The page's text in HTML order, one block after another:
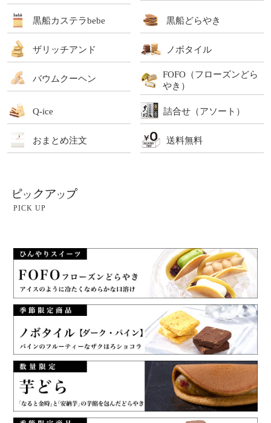
黒船カステラbebe 黒船どらやき
ザリッチアンド ノボタイル
バウムクーヘン
FOFO（フローズンどら
やき）
Q-ice 詰合せ（アソート）
おまとめ注文 送料無料
PICK UP